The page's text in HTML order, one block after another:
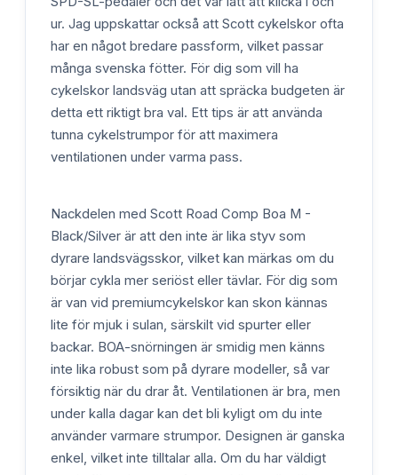
ur. Jag uppskattar också att Scott cykelskor ofta
har en något bredare passform, vilket passar
många svenska fötter. För dig som vill ha
cykelskor landsväg utan att spräcka budgeten är
detta ett riktigt bra val. Ett tips är att använda
tunna cykelstrumpor för att maximera
ventilationen under varma pass.
Nackdelen med Scott Road Comp Boa M -
Black/Silver är att den inte är lika styv som
dyrare landsvägsskor, vilket kan märkas om du
börjar cykla mer seriöst eller tävlar. För dig som
är van vid premiumcykelskor kan skon kännas
lite för mjuk i sulan, särskilt vid spurter eller
backar. BOA-snörningen är smidig men känns
inte lika robust som på dyrare modeller, så var
försiktig när du drar åt. Ventilationen är bra, men
under kalla dagar kan det bli kyligt om du inte
använder varmare strumpor. Designen är ganska
enkel, vilket inte tilltalar alla. Om du har väldigt